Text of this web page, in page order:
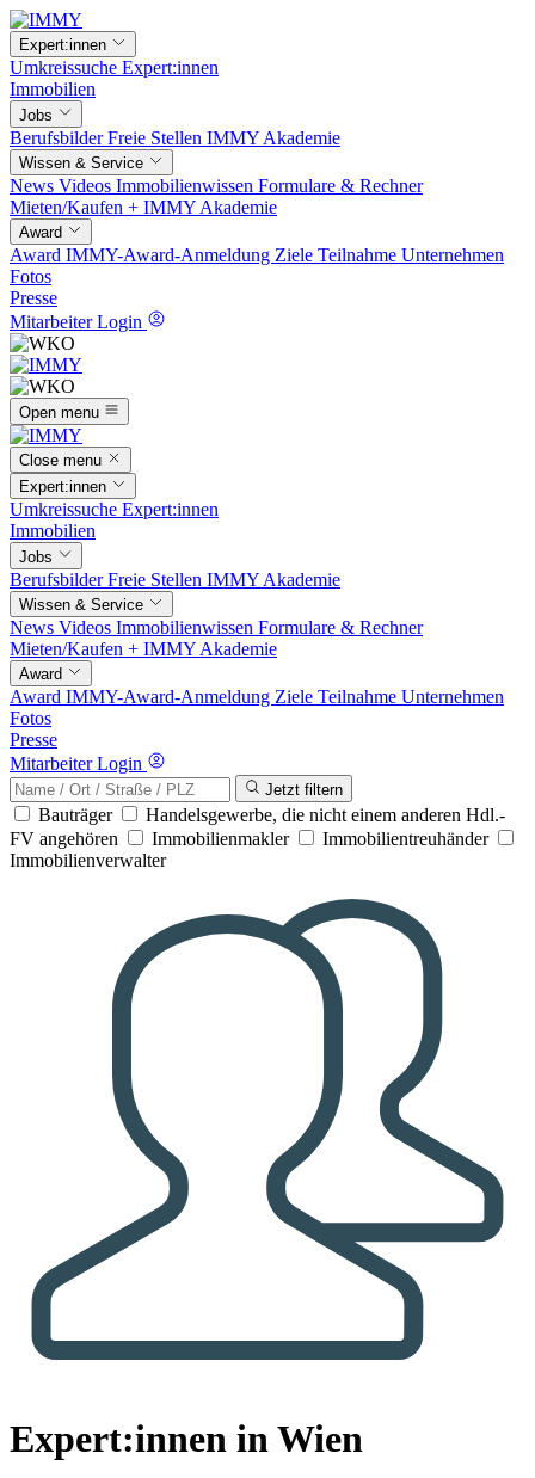
Expert:innen
Umkreissuche Expert:innen
Immobilien
Jobs
BerufsbilderFreie Stellen IMMY Akademie
Wissen & Service
News Videos Immobilienwissen Formulare & Rechner
Mieten/Kaufen + IMMY Akademie
Award
Award IMMY-Award-Anmeldung Ziele Teilnahme Unternehmen
Fotos
Presse
Mitarbeiter Login
Open menu
Close menu
Expert:innen
Umkreissuche Expert:innen
Immobilien
Jobs
BerufsbilderFreie Stellen IMMY Akademie
Wissen & Service
News Videos Immobilienwissen Formulare & Rechner
Mieten/Kaufen + IMMY Akademie
Award
Award IMMY-Award-Anmeldung Ziele Teilnahme Unternehmen
Fotos
Presse
Mitarbeiter Login
Jetzt filtern
Bauträger
Handelsgewerbe, die nicht einem anderen Hdl.-
FV angehören
Immobilienmakler
Immobilientreuhänder
Immobilienverwalter
Expert:innen in Wien